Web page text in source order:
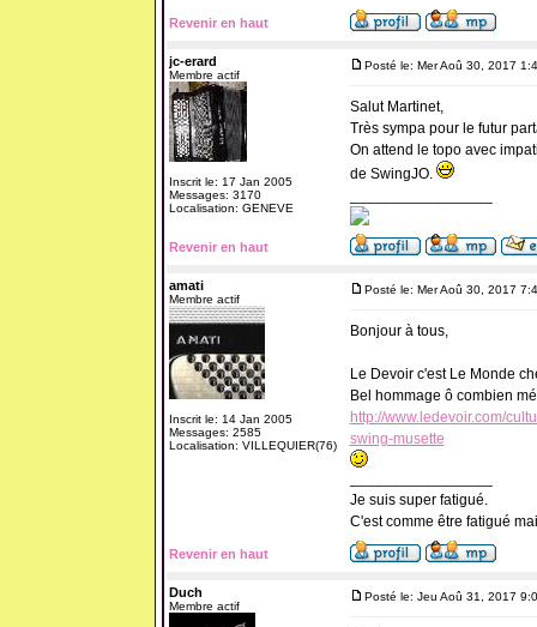
Revenir en haut
jc-erard
Membre actif
Inscrit le: 17 Jan 2005
Messages: 3170
Localisation: GENEVE
Posté le: Mer Aoû 30, 2017
Salut Martinet,
Très sympa pour le futur
On attend le topo avec
de SwingJO.
Revenir en haut
amati
Membre actif
Inscrit le: 14 Jan 2005
Messages: 2585
Localisation: VILLEQUIER(76)
Posté le: Mer Aoû 30, 2017
Bonjour à tous,
Le Devoir c'est Le Monde
Bel hommage ô combien
http://www.ledevoir.com/
swing-musette
Je suis super fatigué.
C'est comme être fatigué
Revenir en haut
Duch
Membre actif
Posté le: Jeu Aoû 31, 2017